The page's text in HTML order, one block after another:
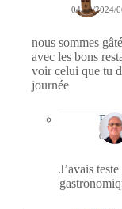
04/10/2024/
nous sommes
avec les bons
voir celui que tu
journée
06/
J’avais